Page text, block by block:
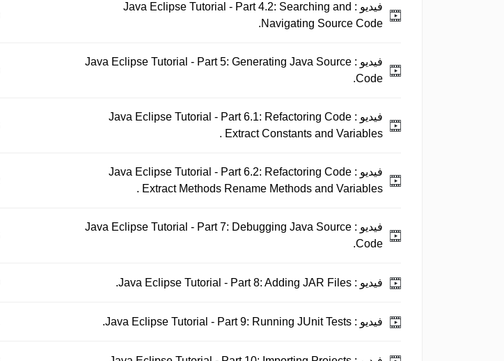
فيديو : Java Eclipse Tutorial - Part 4.2: Searching and
Navigating Source Code.
فيديو : Java Eclipse Tutorial - Part 5: Generating Java Source
Code.
فيديو : Java Eclipse Tutorial - Part 6.1: Refactoring Code
Extract Constants and Variables .
فيديو : Java Eclipse Tutorial - Part 6.2: Refactoring Code
Extract Methods Rename Methods and Variables .
فيديو : Java Eclipse Tutorial - Part 7: Debugging Java Source
Code.
فيديو :
فيديو :